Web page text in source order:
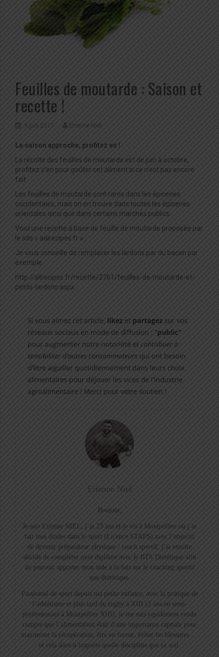
Feuilles de moutarde : Saison et
recette !
9 juin 2017 Etienne Niel
La saison approche, profitez en !
La récolte des feuilles de moutarde est de juin à octobre,
profitez s’en pour goûter cet aliment si ce n’est pas encore
fait.
Les feuilles de moutarde sont rares dans les épiceries
occidentales, mais on en trouve dans toutes les épiceries
orientales ainsi que dans certains marchés publics.
Voici une recette à base de feuille de moutarde proposée par
le site « aalrecipes.fr » :
Je vous conseille de remplacer les lardons par du bacon par
exemple.
http://allrecipes.fr/recette/2761/feuilles-de-moutarde-et-
petits-lardons.aspx
Etienne Niel
Bonjour,
Je suis Etienne NIEL, j’ai 23 ans et je vis à Montpellier où j’ai
fait mes études dans le sport (Licence STAPS) avec l’objectif
de devenir préparateur physique / coach sportif, j’ai ensuite
décidé de compléter mon diplôme avec le BTS Diététique afin
de pouvoir apporter mon aide à la fois sur le coaching sportif
que diététique.
Passionné de sport depuis ma petite enfance, avec la pratique de
l’athlétisme et plus tard du rugby à XIII (2 ans en semi-
professionnel à Montpellier XIII), je me suis rapidement rendu
compte que l’alimentation était d’une importance capitale pour
maximiser la récupération, être en forme, éviter les blessures …
et cela dans n’importe quelle discipline que ce soit.